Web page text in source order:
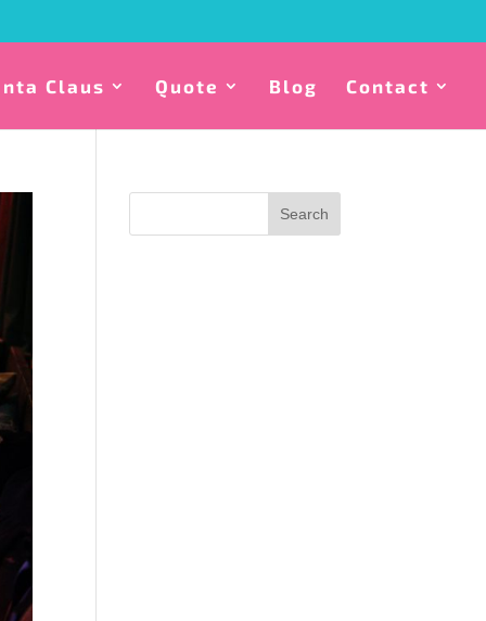
Claus Quote Blog Contact